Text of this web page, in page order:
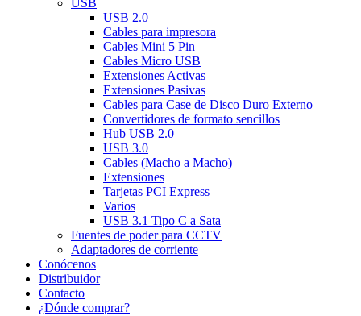
USB
USB 2.0
Cables para impresora
Cables Mini 5 Pin
Cables Micro USB
Extensiones Activas
Extensiones Pasivas
Cables para Case de Disco Duro Externo
Convertidores de formato sencillos
Hub USB 2.0
USB 3.0
Cables (Macho a Macho)
Extensiones
Tarjetas PCI Express
Varios
USB 3.1 Tipo C a Sata
Fuentes de poder para CCTV
Adaptadores de corriente
Conócenos
Distribuidor
Contacto
¿Dónde comprar?